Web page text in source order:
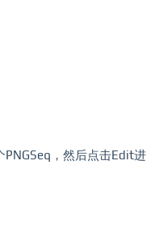
PNGSeq，然后点击Edit进